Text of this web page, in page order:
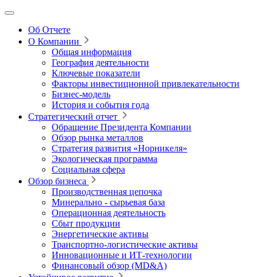
Об Отчете
О Компании
Общая информация
География деятельности
Ключевые показатели
Факторы инвестиционной привлекательности
Бизнес-модель
История и события года
Стратегический отчет
Обращение Президента Компании
Обзор рынка металлов
Стратегия развития «Норникеля»
Экологическая программа
Социальная сфера
Обзор бизнеса
Производственная цепочка
Минерально ‑ сырьевая база
Операционная деятельность
Сбыт продукции
Энергетические активы
Транспортно-логистические активы
Инновационные и ИТ‑технологии
Финансовый обзор (MD&A)